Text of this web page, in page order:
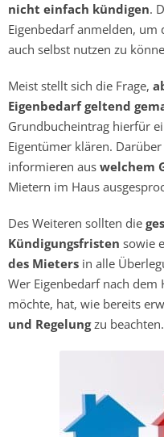
nicht einfach kündigen.
Eigenbedarf anmelden,
auch selbst nutzen zu
Meist stellt sich die Frage,
Eigenbedarf geltend
Grundbucheintrag hierfür
Eigentümer klären.
informieren aus welchem
Mietern im Haus
Des Weiteren sollten die
Kündigungsfristen sowie
des Mieters in alle
Wer Eigenbedarf nach dem
möchte, hat, wie bereits
und Regelungzu beachten.